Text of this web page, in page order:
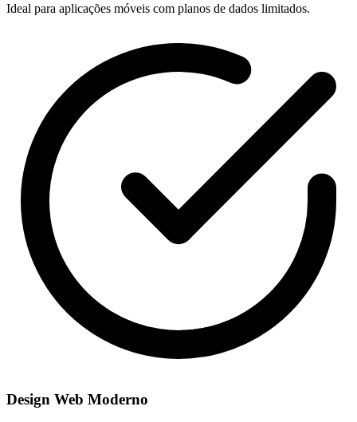
Ideal para aplicações móveis com planos de dados limitados.
Design Web Moderno